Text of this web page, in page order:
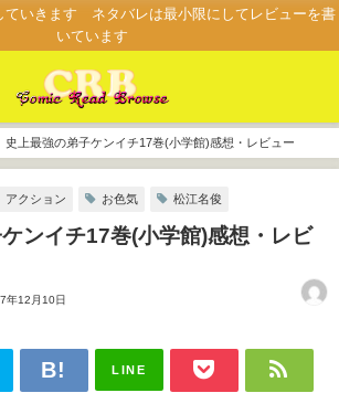
ていきます ネタバレは最小限にしてレビューを書
いています
史上最強の弟子ケンイチ17巻(小学館)感想・レビュー
アクション お色気 松江名俊
ンイチ17巻(小学館)感想・レビ
年12月10日
LINE